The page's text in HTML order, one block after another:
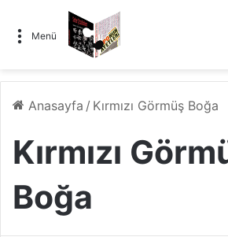
Menü
Anasayfa / Kırmızı Görmüş Boğa
Kırmızı
Boğa